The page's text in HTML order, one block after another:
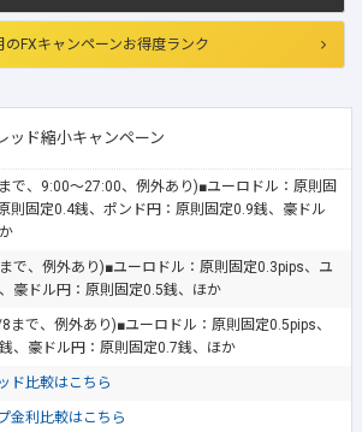
のFXキャンペーンお得度ランク
ッド縮小キャンペーン
で、9:00～27:00、例外あり)■ユーロドル：原則固
則固定0.4銭、ポンド円：原則固定0.9銭、豪ドル
で、例外あり)■ユーロドル：原則固定0.3pips、ユ
豪ドル円：原則固定0.5銭、ほか
まで、例外あり)■ユーロドル：原則固定0.5pips、
、豪ドル円：原則固定0.7銭、ほか
ド比較はこちら
金利比較はこちら